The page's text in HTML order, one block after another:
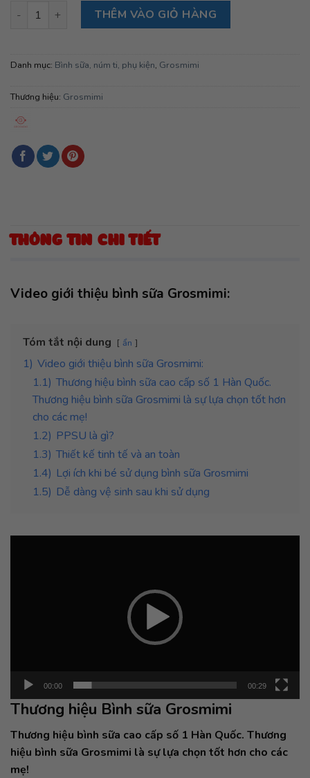
Bộ 2 bình sữa Grosmimi PPSU 200ml (không núm ti) - màu
THÊM VÀO GIỎ HÀNG
Danh mục: Bình sữa, núm ti, phụ kiện, Grosmimi
Thương hiệu: Grosmimi
THÔNG TIN CHI TIẾT
Video giới thiệu bình sữa Grosmimi:
Tóm tắt nội dung ẩn
1) Video giới thiệu bình sữa Grosmimi:
1.1) Thương hiệu bình sữa cao cấp số 1 Hàn Quốc.
Thương hiệu bình sữa Grosmimi là sự lựa chọn tốt hơn
cho các mẹ!
1.2) PPSU là gì?
1.3) Thiết kế tinh tế và an toàn
1.4) Lợi ích khi bé sử dụng bình sữa Grosmimi
1.5) Dễ dàng vệ sinh sau khi sử dụng
00:00 00:29
Thương hiệu Bình sữa Grosmimi
Thương hiệu bình sữa cao cấp số 1 Hàn Quốc. Thương
hiệu bình sữa Grosmimi là sự lựa chọn tốt hơn cho các
mẹ!